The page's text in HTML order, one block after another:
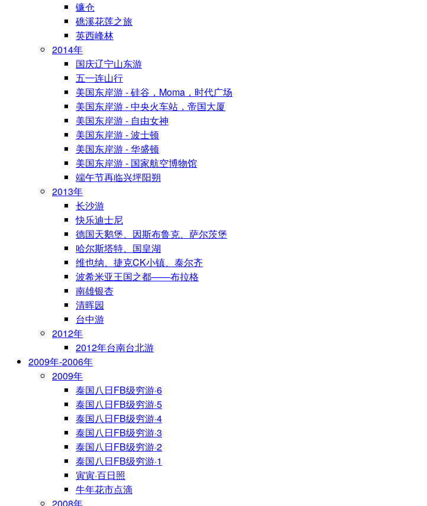
镰仓
礁溪花莲之旅
英西峰林
2014年
国庆辽宁山东游
五一连山行
美国东岸游 - 硅谷，Moma，时代广场
美国东岸游 - 中央火车站，帝国大厦
美国东岸游 - 自由女神
美国东岸游 - 波士顿
美国东岸游 - 华盛顿
美国东岸游 - 国家航空博物馆
端午节再临兴坪阳朔
2013年
长沙游
快乐迪士尼
德国天鹅堡、因斯布鲁克、萨尔茨堡
哈尔斯塔特、国皇湖
维也纳、捷克CK小镇、泰尔齐
波希米亚王国之都——布拉格
南雄银杏
清晖园
台中游
2012年
2012年台南台北游
2009年-2006年
2009年
泰国八日FB级穷游·6
泰国八日FB级穷游·5
泰国八日FB级穷游·4
泰国八日FB级穷游·3
泰国八日FB级穷游·2
泰国八日FB级穷游·1
寅寅·百日照
牛年花市点滴